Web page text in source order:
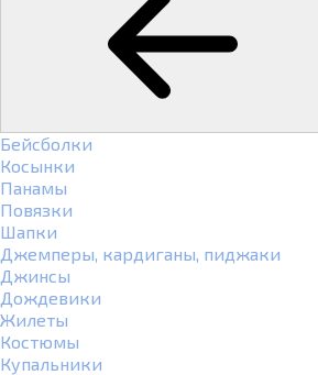
Бейсболки
Косынки
Панамы
Повязки
Шапки
Джемперы, кардиганы, пиджаки
Джинсы
Дождевики
Жилеты
Костюмы
Купальники